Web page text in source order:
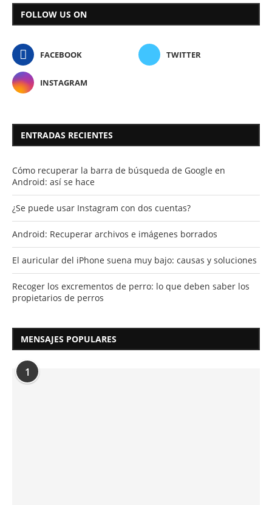
FOLLOW US ON
FACEBOOK TWITTER
INSTAGRAM
ENTRADAS RECIENTES
Cómo recuperar la barra de búsqueda de Google en
Android: así se hace
¿Se puede usar Instagram con dos cuentas?
Android: Recuperar archivos e imágenes borrados
El auricular del iPhone suena muy bajo: causas y soluciones
Recoger los excrementos de perro: lo que deben saber los
propietarios de perros
MENSAJES POPULARES
1